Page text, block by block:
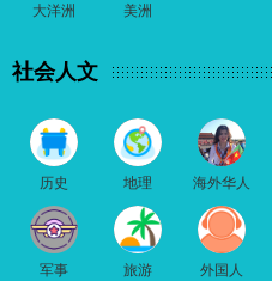
大洋洲 美洲
社会人文
历史 地理 海外华人
军事 旅游 外国人